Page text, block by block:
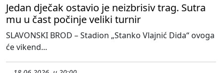
Jedan dječak ostavio je neizbrisiv trag. Sutra
mu u čast počinje veliki turnir
SLAVONSKI BROD – Stadion „Stanko Vlajnić Dida“ ovoga
će vikend...